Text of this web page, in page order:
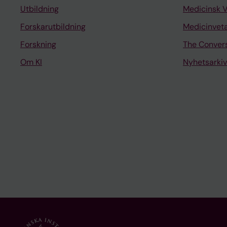
Utbildning
Forskarutbildning
Forskning
Om KI
Medicinsk
The